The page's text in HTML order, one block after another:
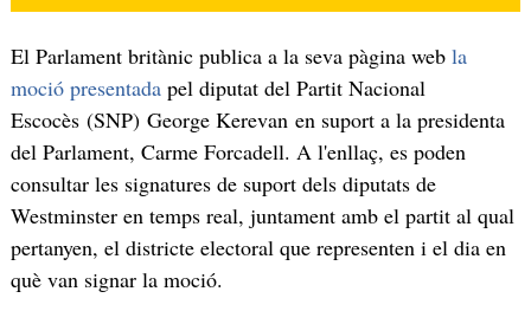
El Parlament britànic publica a la seva pàgina web la
moció presentadapel diputat del Partit Nacional
Escocès (SNP) George Kerevan en suport a la presidenta
del Parlament, Carme Forcadell. A l'enllaç, es poden
consultar les signatures de suport dels diputats de
Westminster en temps real, juntament amb el partit al qual
pertanyen, el districte electoral que representen i el dia en
què van signar la moció.